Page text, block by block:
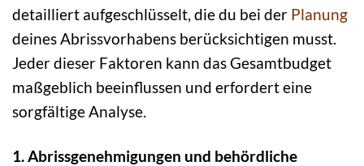
detailliert aufgeschlüsselt, die du bei der Planung
deines Abrissvorhabens berücksichtigen musst.
Jeder dieser Faktoren kann das Gesamtbudget
maßgeblich beeinflussen und erfordert eine
sorgfältige Analyse.
1. Abrissgenehmigungen und behördliche